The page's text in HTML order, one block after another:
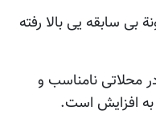
بی سابقه یی بالا رفته
محلاتی نامناسب و
به افزایش است.